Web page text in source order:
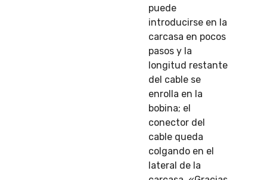
puede
introducirse en la
carcasa en pocos
pasos y la
longitud restante
del cable se
enrolla en la
bobina; el
conector del
cable queda
colgando en el
lateral de la